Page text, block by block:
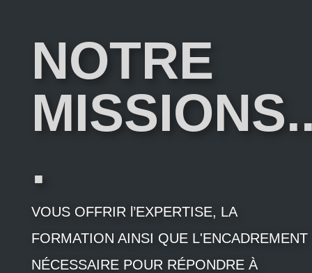
NOTRE
.
VOUS OFFRIR l’EXPERTISE, LA
FORMATION AINSI QUE L'ENCADREMENT
NÉCESSAIRE POUR RÉPONDRE À